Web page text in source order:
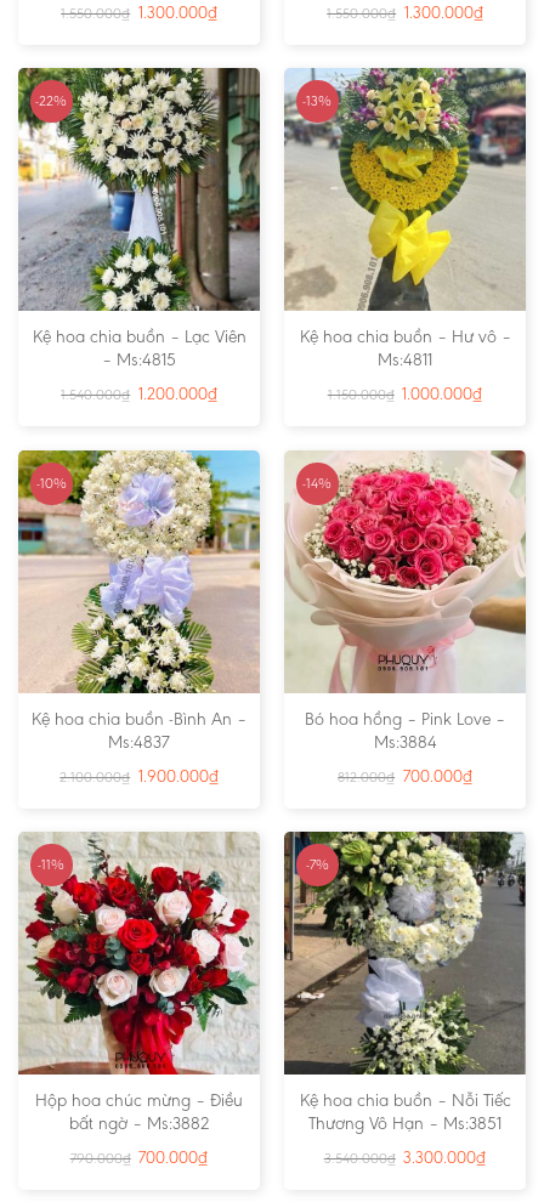
1.550.000₫ 1.300.000₫ 1.550.000₫ 1.300.000₫
-22%
Kệ hoa chia buồn – Lạc Viên
– Ms:4815
1.540.000₫ 1.200.000₫
-13%
Kệ hoa chia buồn – Hư vô –
Ms:4811
1.150.000₫ 1.000.000₫
-10%
Kệ hoa chia buồn -Bình An –
Ms:4837
2.100.000₫ 1.900.000₫
-14%
Bó hoa hồng – Pink Love –
Ms:3884
812.000₫ 700.000₫
-11%
Hộp hoa chúc mừng – Điều
bất ngờ – Ms:3882
790.000₫ 700.000₫
-7%
Kệ hoa chia buồn – Nỗi Tiếc
Thương Vô Hạn – Ms:3851
3.540.000₫ 3.300.000₫